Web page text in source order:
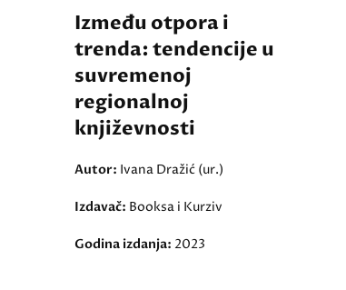
Između otpora i
trenda: tendencije u
suvremenoj
regionalnoj
književnosti
Autor: Ivana Dražić (ur.)
Izdavač: Booksa i Kurziv
Godina izdanja: 2023